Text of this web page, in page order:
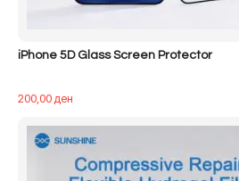
iPhone 5D Glass Screen Protector
200,00ден